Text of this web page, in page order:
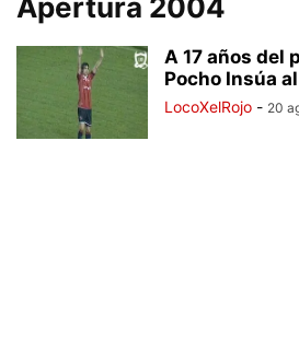
Apertura 2004
A 17 años del
Pocho Insúa
LocoXelRojo - 20